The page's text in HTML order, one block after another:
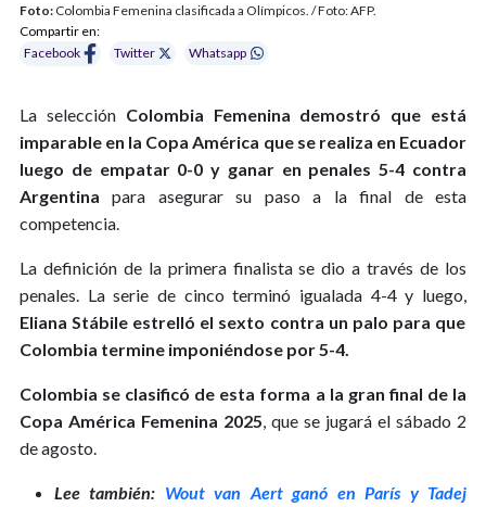
Foto: Colombia Femenina clasificada a Olímpicos. / Foto: AFP.
Compartir en:
Facebook
Twitter Whatsapp
La selección Colombia Femenina demostró que está
imparable en la Copa América que se realiza en Ecuador
luego de empatar 0-0 y ganar en penales 5-4 contra
Argentina para asegurar su paso a la final de esta
competencia.
La definición de la primera finalista se dio a través de los
penales. La serie de cinco terminó igualada 4-4 y luego,
Eliana Stábile estrelló el sexto contra un palo para que
Colombia termine imponiéndose por 5-4.
Colombia se clasificó de esta forma a la gran final de la
Copa América Femenina 2025, que se jugará el sábado 2
de agosto.
Lee también: Wout van Aert ganó en París y Tadej